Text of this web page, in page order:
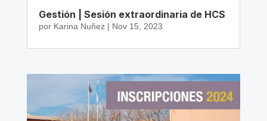
Gestión | Sesión extraordinaria de HCS
por Karina Nuñez| Nov 15, 2023